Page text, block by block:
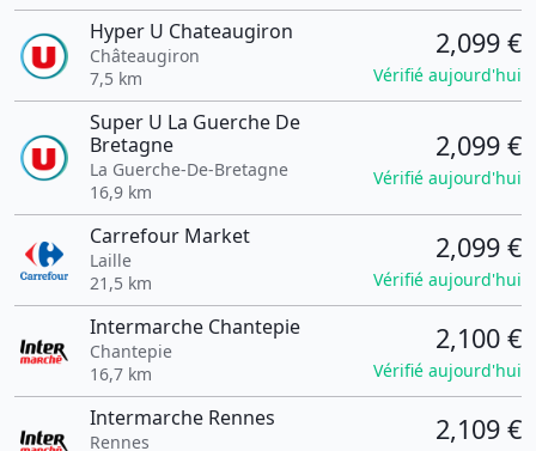
Hyper U Chateaugiron
Châteaugiron
7,5 km
2,099 €
Vérifié aujourd'hui
Super U La Guerche De
Bretagne
La Guerche-De-Bretagne
16,9 km
2,099 €
Vérifié aujourd'hui
Carrefour Market
Laille
21,5 km
2,099 €
Vérifié aujourd'hui
Intermarche Chantepie
Chantepie
16,7 km
2,100 €
Vérifié aujourd'hui
Intermarche Rennes
Rennes
2,109 €